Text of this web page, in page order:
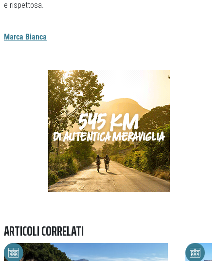
e rispettosa.
Marca Bianca
Previous
ARTICOLI CORRELATI